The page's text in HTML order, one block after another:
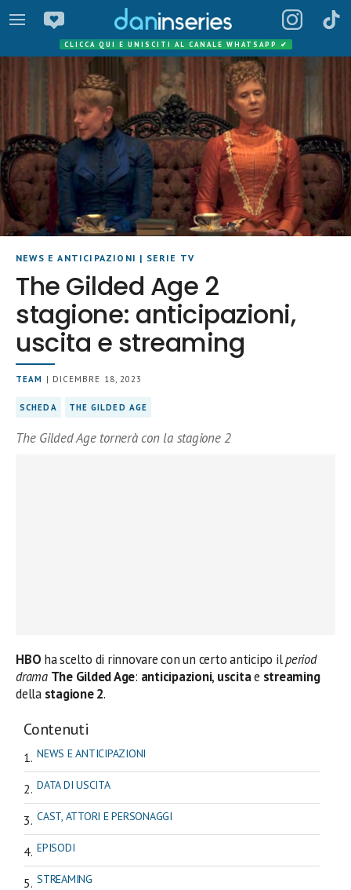
CLICCA QUI E UNISCITI AL CANALE WHATSAPP ✔
NEWS E ANTICIPAZIONI | SERIE TV
The Gilded Age 2
stagione: anticipazioni,
uscita e streaming
TEAM | DICEMBRE 18, 2023
SCHEDA THE GILDED AGE
The Gilded Age tornerà con la stagione 2
HBO ha scelto di rinnovare con un certo anticipo ilperiod
drama The Gilded Age: anticipazioni, uscitae streaming
dellastagione 2.
Contenuti
NEWS E ANTICIPAZIONI
DATA DI USCITA
CAST, ATTORI E PERSONAGGI
EPISODI
STREAMING